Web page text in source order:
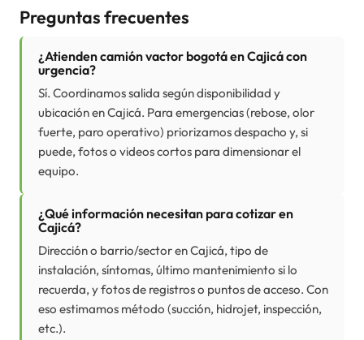
Preguntas frecuentes
¿Atienden camión vactor bogotá en Cajicá con
urgencia?
Sí. Coordinamos salida según disponibilidad y
ubicación en Cajicá. Para emergencias (rebose, olor
fuerte, paro operativo) priorizamos despacho y, si
puede, fotos o videos cortos para dimensionar el
equipo.
¿Qué información necesitan para cotizar en
Cajicá?
Dirección o barrio/sector en Cajicá, tipo de
instalación, síntomas, último mantenimiento si lo
recuerda, y fotos de registros o puntos de acceso. Con
eso estimamos método (succión, hidrojet, inspección,
etc.).